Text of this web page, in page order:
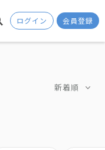
ログイン 会員登録
新着順